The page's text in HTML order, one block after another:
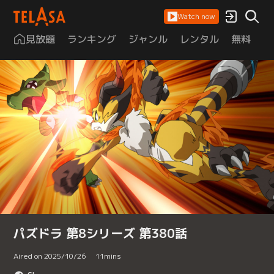
Watch now
見放題 ランキング ジャンル レンタル 無料
パズドラ 第8シリーズ 第380話
Aired on 2025/10/26 11mins